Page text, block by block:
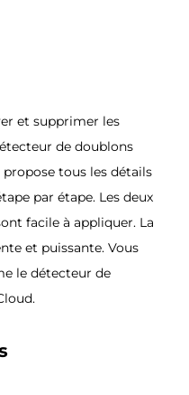
et supprimer les
de doublons
tous les détails
par étape. Les deux
facile à appliquer. La
et puissante. Vous
le détecteur de